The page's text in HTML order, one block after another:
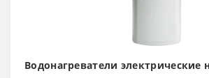
Водонагреватели электрические